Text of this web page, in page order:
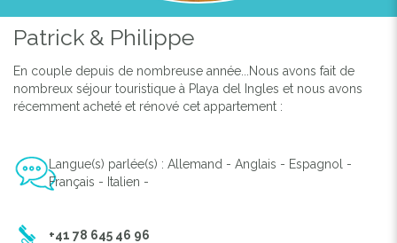
Previous Next
Patrick & Philippe
En couple depuis de nombreuse année...Nous avons fait de
nombreux séjour touristique à Playa del Ingles et nous avons
récemment acheté et rénové cet appartement :
Langue(s) parlée(s) : Allemand - Anglais - Espagnol -
Français - Italien -
+41 78 645 46 96